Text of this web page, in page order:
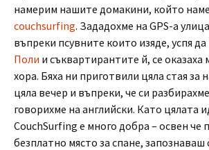
намерим нашите домакини, който
couchsurfing. Зададохме на GPS-а
въпреки псувните които изяде, успя
Поли и съквартирантите й, се оказаха
хора. Бяха ни приготвили цяла стая за
цяла вечер и въпреки, че си
говорихме на английски. Като цялата
CouchSurfing е много добра – освен че
безплатно място за спане, запознаваш